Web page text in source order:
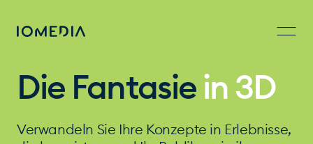
Die Fantasiein 3D
Verwandeln Sie Ihre Konzepte in Erlebnisse,